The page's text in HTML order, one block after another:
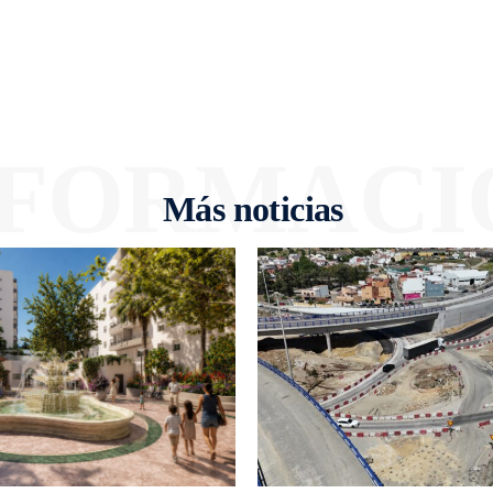
Más noticias